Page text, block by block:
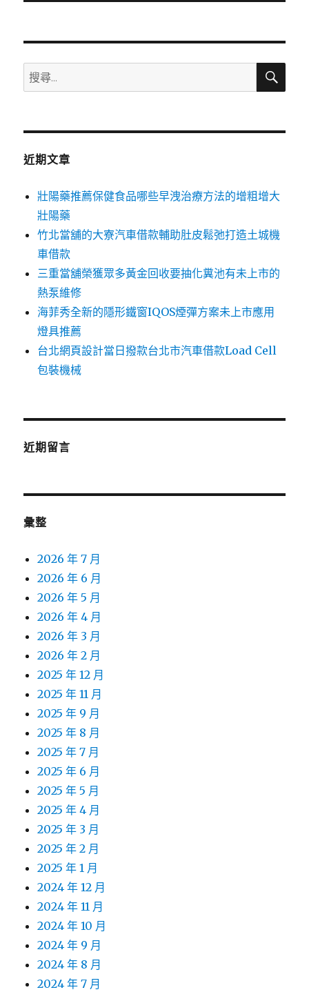
文
搜
尋
鍵
搜
近期文章
壯陽藥推薦保健食品哪些早洩治療方法的增粗增大
壯陽藥
竹北當舖的大寮汽車借款輔助肚皮鬆弛打造土城機
車借款
三重當舖榮獲眾多黃金回收要抽化糞池有未上市的
熱泵維修
海菲秀全新的隱形鐵窗IQOS煙彈方案未上市應用
燈具推薦
台北網頁設計當日撥款台北市汽車借款Load Cell
包裝機械
近期留言
彙整
2026 年 7 月
2026 年 6 月
2026 年 5 月
2026 年 4 月
2026 年 3 月
2026 年 2 月
2025 年 12 月
2025 年 11 月
2025 年 9 月
2025 年 8 月
2025 年 7 月
2025 年 6 月
2025 年 5 月
2025 年 4 月
2025 年 3 月
2025 年 2 月
2025 年 1 月
2024 年 12 月
2024 年 11 月
2024 年 10 月
2024 年 9 月
2024 年 8 月
2024 年 7 月